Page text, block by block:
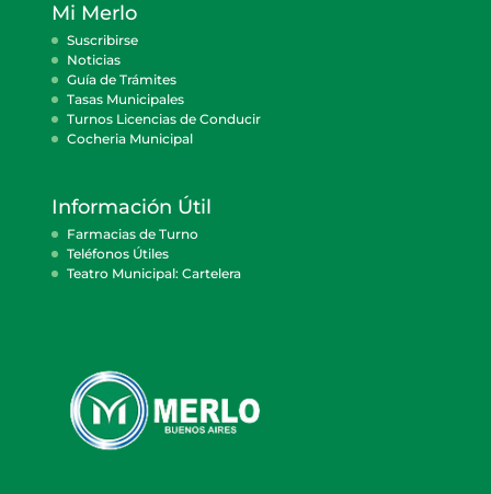
Mi Merlo
Suscribirse
Noticias
Guía de Trámites
Tasas Municipales
Turnos Licencias de Conducir
Cocheria Municipal
Información Útil
Farmacias de Turno
Teléfonos Útiles
Teatro Municipal: Cartelera